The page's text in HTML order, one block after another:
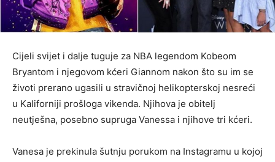
Cijeli svijet i dalje tuguje za NBA legendom Kobeom
Bryantom i njegovom kćeri Giannom nakon što su im se
životi prerano ugasili u stravičnoj helikopterskoj nesreći
u Kaliforniji prošloga vikenda. Njihova je obitelj
neutješna, posebno supruga Vanessa i njihove tri kćeri.
Vanesa je prekinula šutnju porukom na Instagramu u kojoj